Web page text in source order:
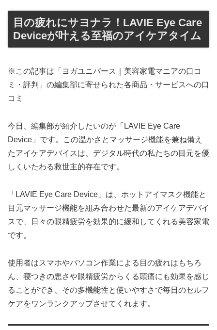
目の疲れにサヨナラ！LAVIE Eye Care
Deviceが叶える至福のアイケアタイム
※この記事は「ヨガユニバース｜美容家電マニアの口コ
ミ・評判」の編集部に寄せられた各商品・サービスへの口
コミ
今日、編集部が紹介したいのが「LAVIE Eye Care
Device」です。この温かさとマッサージ機能を兼ね備え
たアイケアデバイスは、デジタル時代の私たちの目元を優
しくいたわる救世主的存在です。
「LAVIE Eye Care Device」は、ホットアイマスク機能と
目元マッサージ機能を組み合わせた最新のアイケアデバイ
スで、日々の眼精疲労を効果的に緩和してくれる美容家電
です。
使用者はスマホやパソコン作業による目の疲れはもちろ
ん、寝つきの悪さや眼精疲労からくる頭痛にも効果を感じ
ることができ、その多機能性と使いやすさで毎日のセルフ
ケアをワンランクアップさせてくれます。